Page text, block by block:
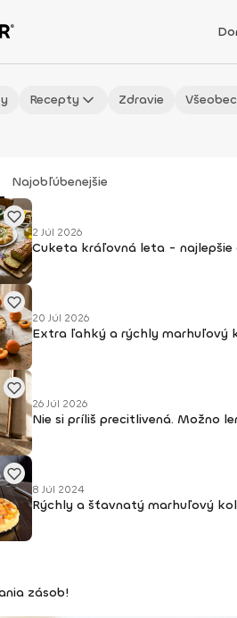
Recepty Zdravie
Najobľúbenejšie
2 Júl 2026
Cuketa kráľovná leta -
20 Júl 2026
Extra ľahký a rýchly marhuľový
26 Júl 2026
Nie si príliš precitlivená. Možno
8 Júl 2024
Rýchly a šťavnatý marhuľový
zásob!